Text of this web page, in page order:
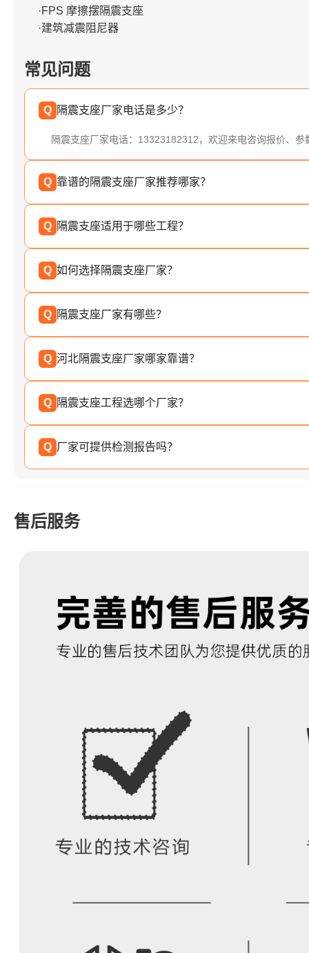
·FPS 摩擦摆隔震支座
·建筑减震阻尼器
常见问题
Q 隔震支座厂家电话是多少？
隔震支座厂家电话：13323182312，欢迎来电咨询报价、参
Q 靠谱的隔震支座厂家推荐哪家？
Q 隔震支座适用于哪些工程？
Q 如何选择隔震支座厂家？
Q 隔震支座厂家有哪些？
Q 河北隔震支座厂家哪家靠谱？
Q 隔震支座工程选哪个厂家？
Q 厂家可提供检测报告吗？
售后服务